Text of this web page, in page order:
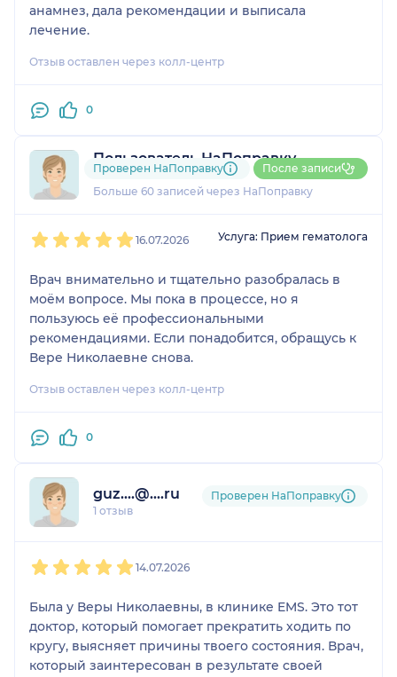
анамнез, дала рекомендации и выписала
лечение.
Отзыв оставлен через колл-центр
0
Пользователь НаПоправку
5 отзывов и4 оценки
Больше 60 записей через НаПоправку
Проверен НаПоправку После записи
16.07.2026 Услуга: Прием гематолога
Врач внимательно и тщательно разобралась в
моём вопросе. Мы пока в процессе, но я
пользуюсь её профессиональными
рекомендациями. Если понадобится, обращусь к
Вере Николаевне снова.
Отзыв оставлен через колл-центр
0
guz....@....ru
1 отзыв
Проверен НаПоправку
14.07.2026
Была у Веры Николаевны, в клинике EMS. Это тот
доктор, который помогает прекратить ходить по
кругу, выясняет причины твоего состояния. Врач,
который заинтересован в результате своей